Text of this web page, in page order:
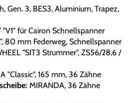
Gen. 3, BES3, Aluminium, Trapez,
"V1" für Cairon Schnellspanner
80 mm Federweg, Schnellspanner
"SIT3 Strummer", ZS56/28,6 /
"Classic", 165 mm, 36 Zähne
MIRANDA, 36 Zähne